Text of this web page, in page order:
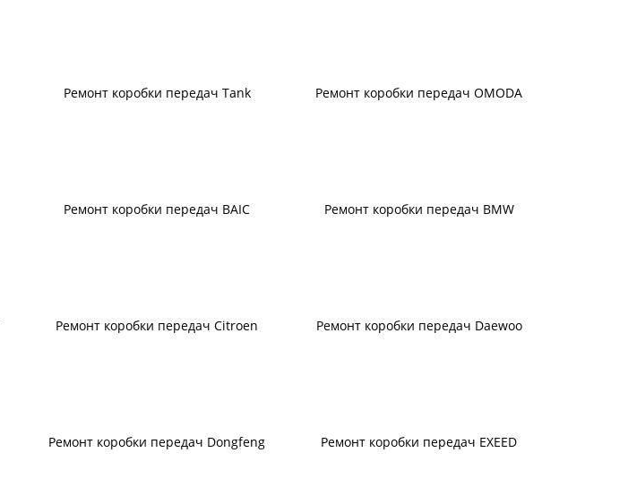
Ремонт коробки передач Tank Ремонт коробки передач OMODA
Ремонт коробки передач BAIC Ремонт коробки передач BMW
Ремонт коробки передач Citroen Ремонт коробки передач Daewoo
Ремонт коробки передач Dongfeng Ремонт коробки передач EXEED